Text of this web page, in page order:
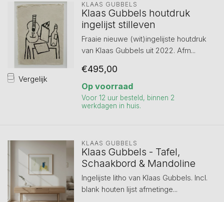
Vergelijk
KLAAS GUBBELS
Klaas Gubbels houtdruk
ingelijst stilleven
Fraaie nieuwe (wit)ingelijste houtdruk
van Klaas Gubbels uit 2022. Afm...
€495,00
Op voorraad
Voor 12 uur besteld, binnen 2
werkdagen in huis.
KLAAS GUBBELS
Klaas Gubbels - Tafel,
Schaakbord & Mandoline
Ingelijste litho van Klaas Gubbels. Incl.
blank houten lijst afmetinge...